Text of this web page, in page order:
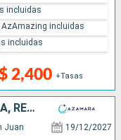
2,400 +Tasas
incluidas
AzAmazing incluidas
incluidas
PUERTO RICO, ANTIGUA Y BARBUDA, REINO UNIDO, SAN VINCENT Y LAS GRANADINAS, GRENADA, TRINIDAD Y TOBAGO, BARBADOS
Juan 19/12/2027